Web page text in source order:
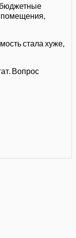
бюджетные
стала хуже,
Вопрос